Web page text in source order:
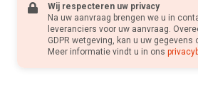
Wij respecteren uw privacy
Na uw aanvraag brengen we u in
leveranciers voor uw aanvraag.
GDPR wetgeving, kan u uw gegevens
Meer informatie vindt u in ons